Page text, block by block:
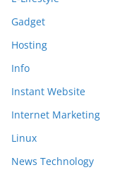
Gadget
Hosting
Info
Instant Website
Internet Marketing
Linux
News Technology